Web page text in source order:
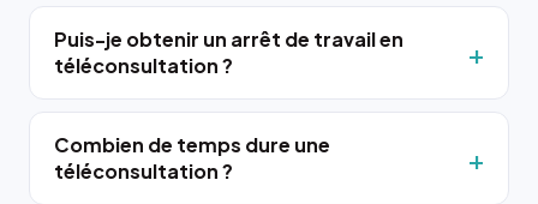
Puis-je obtenir un arrêt de travail en
téléconsultation ?
Combien de temps dure une
téléconsultation ?